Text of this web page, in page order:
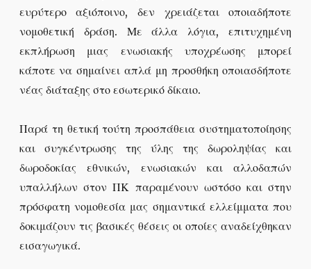
ευρύτερο αξιόποινο, δεν χρειάζεται οποιαδήποτε
νομοθετική δράση. Με άλλα λόγια, επιτυχημένη
εκπλήρωση μιας ενωσιακής υποχρέωσης μπορεί
κάποτε να σημαίνει απλά μη προσθήκη οποιασδήποτε
νέας διάταξης στο εσωτερικό δίκαιο.
Παρά τη θετική τούτη προσπάθεια συστηματοποίησης
και συγκέντρωσης της ύλης της δωροληψίας και
δωροδοκίας εθνικών, ενωσιακών και αλλοδαπών
υπαλλήλων στον ΠΚ παραμένουν ωστόσο και στην
πρόσφατη νομοθεσία μας σημαντικά ελλείμματα που
δοκιμάζουν τις βασικές θέσεις οι οποίες αναδείχθηκαν
εισαγωγικά.